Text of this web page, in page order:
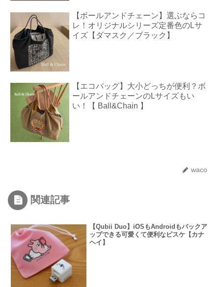
【ボールアンドチェーン】選ぶならコ
レ！オリジナルシリーズ定番色のLサ
イズ【ダマスク／ブラック】
【エコバッグ】大小どっちが便利？ボ
ールアンドチェーンのLサイズもい
い！【 Ball&Chain 】
waco
関連記事
【Qubii Duo】iOSもAndroidもバックア
ップできる可愛くて便利なピスケ【カナ
ヘイ】